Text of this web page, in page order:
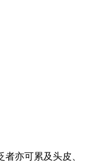
亦可累及头皮、